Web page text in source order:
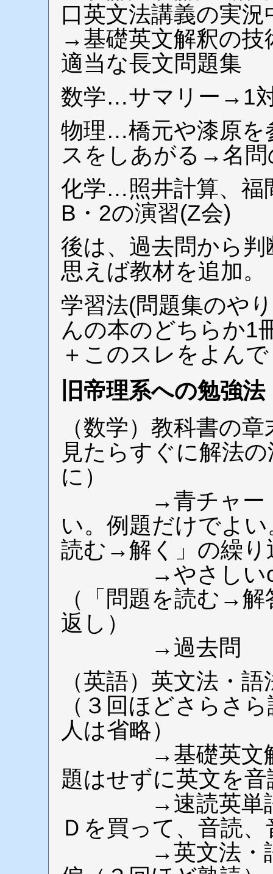
口英文法講義の実況
→基礎英文解釈の
適当な長文問題集
数学…サマリー→1
物理…橋元や漆原を
スをしあがる→名問
化学…照井計算、福
B・2の演習(Z会)
後は、過去問から
思えば教材を追加。
学習法(問題集のや
んの本のどちらか1
＋このスレをよん
旧帝理系への勉強
（数学）教科書の
見たらすぐに解法
に）
→青チャート（
い。例題だけでよ
読む→解く」の繰り
→やさしいorハ
（「問題を読む→
返し）
→過去問
（英語）英文法・
（３回ほどさらさ
人は省略）
→基礎英文解釈
題はせずに英文を
→速読英単語必
Ｄを買って、音読
→英文法・語法